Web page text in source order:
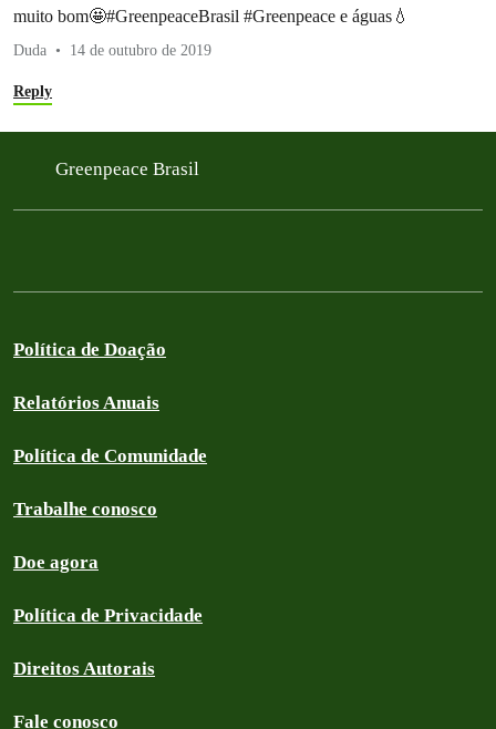
muito bom🤩#GreenpeaceBrasil #Greenpeace e águas💧
Duda 14 de outubro de 2019
Reply
Greenpeace Brasil
Política de Doação
Relatórios Anuais
Política de Comunidade
Trabalhe conosco
Doe agora
Política de Privacidade
Direitos Autorais
Fale conosco